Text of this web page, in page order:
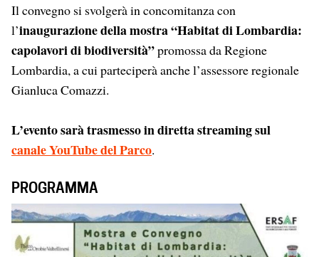
Il convegno si svolgerà in concomitanza con
l’inaugurazione della mostra “Habitat di Lombardia:
capolavori di biodiversità”promossa da Regione
Lombardia, a cui parteciperà anche l’assessore regionale
Gianluca Comazzi.
L’evento sarà trasmesso in diretta streaming sul
canale YouTube del Parco.
PROGRAMMA